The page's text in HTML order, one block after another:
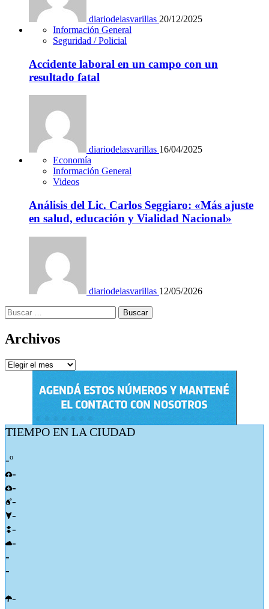
diariodelasvarillas 20/12/2025
Información General
Seguridad / Policial
Accidente laboral en un campo con un
resultado fatal
diariodelasvarillas 16/04/2025
Economía
Información General
Videos
Análisis del Lic. Carlos Seggiaro: «Más ajuste
en salud, educación y Vialidad Nacional»
diariodelasvarillas 12/05/2026
Buscar:
Archivos
Archivos
TIEMPO EN LA CIUDAD
-º
-
-
-
-
-
-
-
-
-